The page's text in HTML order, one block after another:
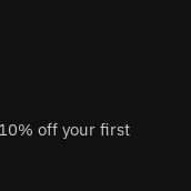
off your first